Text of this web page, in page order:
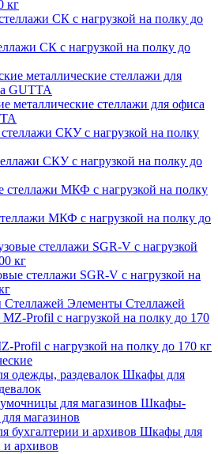
кг
СК с нагрузкой на полку до
металлические стеллажи для офиса
СКУ с нагрузкой на полку до
МКФ с нагрузкой на полку до
стеллажи SGR-V с нагрузкой на
Элементы Стеллажей
Profil с нагрузкой на полку до 170 кг
Шкафы для
Шкафы-
магазинов
Шкафы для
и архивов